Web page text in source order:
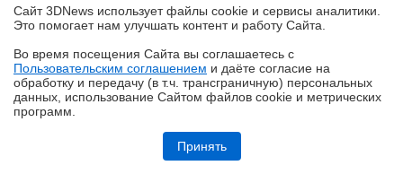
Ryzen и DDR5-6000 на чипах Samsung — G.Skill даёт добро
российского и международного законодательства и возможно только с согласия
редакции 3DNews.
Сайт 3DNews использует файлы cookie и сервисы аналитики.
Это помогает нам улучшать контент и работу Cайта.
Во время посещения Cайта вы соглашаетесь с
Пользовательским соглашением и даёте согласие на
обработку и передачу (в т.ч. трансграничную) персональных
данных, использование Cайтом файлов cookie и метрических
программ.
Принять